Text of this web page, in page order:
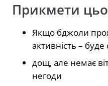
Прикмети
Якщо бджоли
активність –
дощ, але немає
негоди